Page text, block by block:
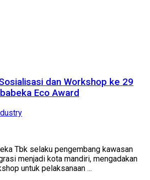
dan Workshop ke 29
Eco Award
Tbk selaku pengembang kawasan
menjadi kota mandiri, mengadakan
untuk pelaksanaan ...